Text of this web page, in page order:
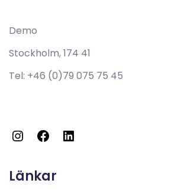
Demo
Stockholm, 174 41
Tel: +46 (0)79 075 75 45
Instagram
FacebookLinkedIn
Länkar